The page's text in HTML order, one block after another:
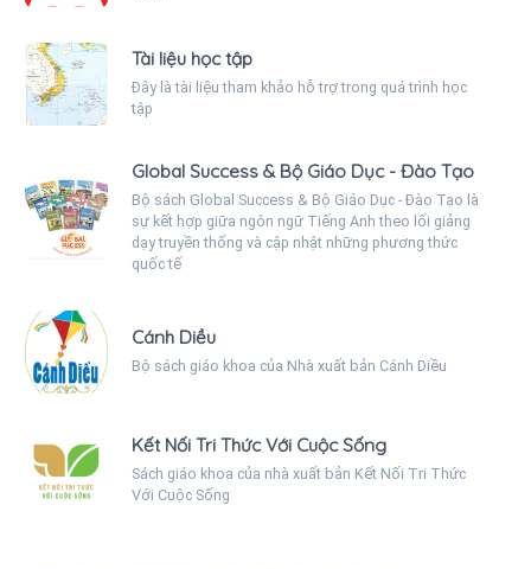
Tài liệu học tập
Đây là tài liệu tham khảo hỗ trợ trong quá trình học
tập
Global Success & Bộ Giáo Dục - Đào Tạo
Bộ sách Global Success & Bộ Giáo Dục - Đào Tạo là
sự kết hợp giữa ngôn ngữ Tiếng Anh theo lối giảng
dạy truyền thống và cập nhật những phương thức
quốc tế
Cánh Diều
Bộ sách giáo khoa của Nhà xuất bản Cánh Diều
Kết Nối Tri Thức Với Cuộc Sống
Sách giáo khoa của nhà xuất bản Kết Nối Tri Thức
Với Cuộc Sống